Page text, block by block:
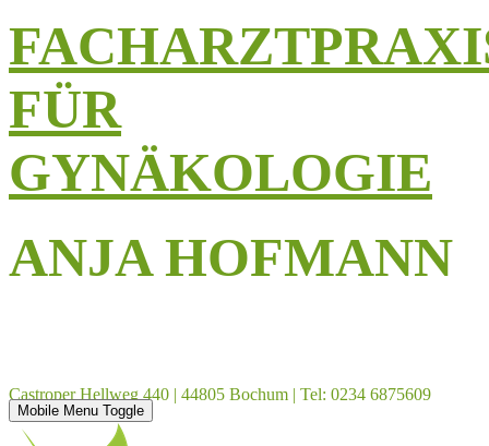
FÜR
GYNÄKOLOGIE
ANJA HOFMANN
Castroper Hellweg 440 | 44805 Bochum | Tel: 0234 6875609
Mobile Menu Toggle